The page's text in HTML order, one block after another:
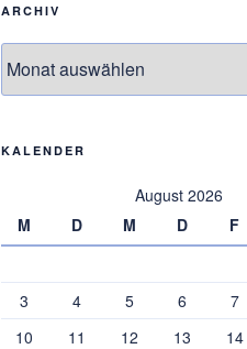
ARCHIV
KALENDER
August 2026
M
D M D F
3
4 5 6 7
10
11 12 13 14